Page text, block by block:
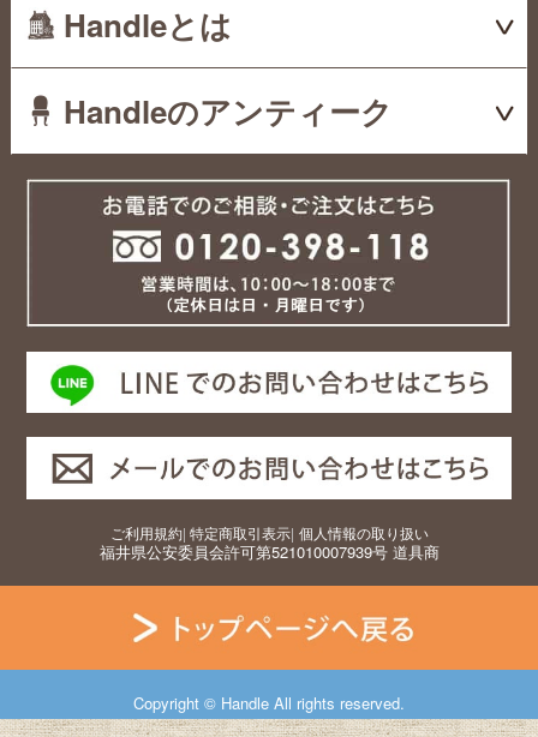
Handleとは
Handleのアンティーク
ご利用規約| 特定商取引表示| 個人情報の取り扱い
福井県公安委員会許可第521010007939号 道具商
Copyright © Handle All rights reserved.